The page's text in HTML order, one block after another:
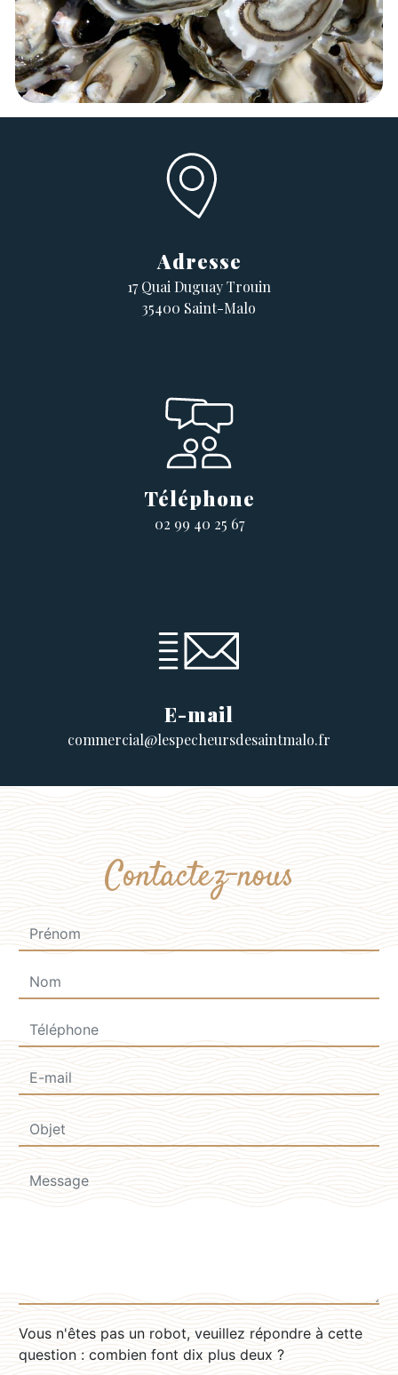
Adresse
17 Quai Duguay Trouin
35400 Saint-Malo
Téléphone
02 99 40 25 67
E-mail
commercial@lespecheursdesaintmalo.fr
Contactez-nous
Vous n'êtes pas un robot, veuillez répondre à cette
question : combien font dix plus deux ?